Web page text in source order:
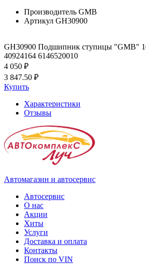
Производитель GMB
Артикул GH30900
GH30900 Подшипник ступицы "GMB"
40924164 6146520010
4 050 ₽
3 847.50 ₽
Купить
Характеристики
Отзывы
Автомагазин и автосервис
Автосервис
О нас
Акции
Хиты
Услуги
Доставка и оплата
Контакты
Поиск по VIN